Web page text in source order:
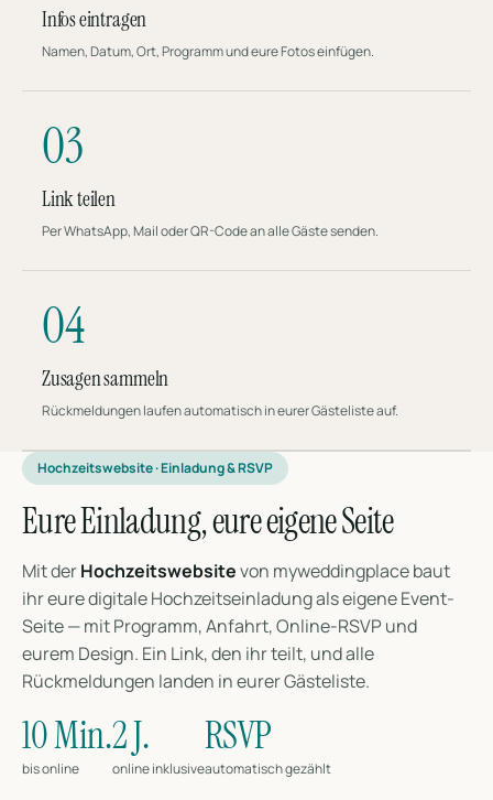
Infos eintragen
Namen, Datum, Ort, Programm und eure Fotos einfügen.
03
Link teilen
Per WhatsApp, Mail oder QR-Code an alle Gäste senden.
04
Zusagen sammeln
Rückmeldungen laufen automatisch in eurer Gästeliste auf.
Hochzeitswebsite · Einladung & RSVP
Eure Einladung, eure eigene Seite
Mit derHochzeitswebsitevon myweddingplace baut
ihr eure digitale Hochzeitseinladung als eigene Event-
Seite — mit Programm, Anfahrt, Online-RSVP und
eurem Design. Ein Link, den ihr teilt, und alle
Rückmeldungen landen in eurer Gästeliste.
10 Min.
bis online
2 J.
online inklusive
RSVP
automatisch gezählt